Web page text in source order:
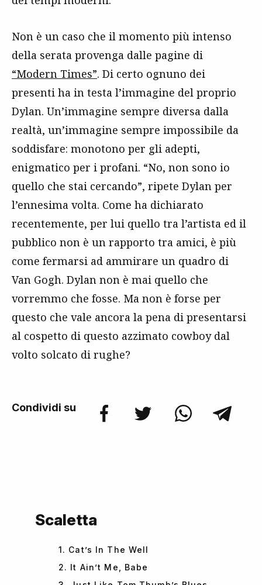
Non è un caso che il momento più intenso
della serata provenga dalle pagine di
“Modern Times”. Di certo ognuno dei
presenti ha in testa l’immagine del proprio
Dylan. Un’immagine sempre diversa dalla
realtà, un’immagine sempre impossibile da
soddisfare: monotono per gli adepti,
enigmatico per i profani. “No, non sono io
quello che stai cercando”, ripete Dylan per
l’ennesima volta. Come ha dichiarato
recentemente, per lui quello tra l’artista ed il
pubblico non è un rapporto tra amici, è più
come fermarsi ad ammirare un quadro di
Van Gogh. Dylan non è mai quello che
vorremmo che fosse. Ma non è forse per
questo che vale ancora la pena di presentarsi
al cospetto di questo azzimato cowboy dal
volto solcato di rughe?
Condividi su
Scaletta
1. Cat’s In The Well
2. It Ain’t Me, Babe